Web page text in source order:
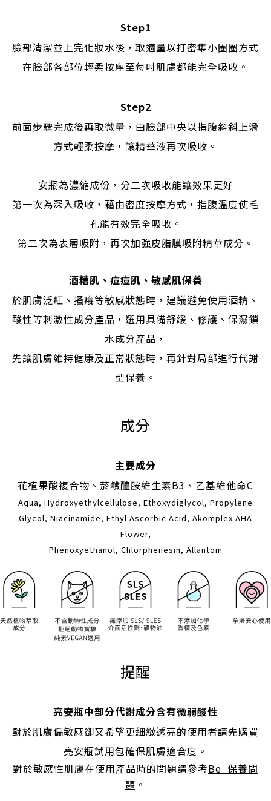
Step1
臉部清潔並上完化妝水後，取適量以打密集小圈圈方式
在臉部各部位輕柔按摩至每吋肌膚都能完全吸收。
Step2
前面步驟完成後再取微量，由臉部中央以指腹斜斜上滑
方式輕柔按摩，讓精華液再次吸收。
安瓶為濃縮成份，分二次吸收能讓效果更好
第一次為深入吸收，藉由密度按摩方式，指腹溫度使毛
孔能有效完全吸收。
第二次為表層吸附，再次加強皮脂膜吸附精華成分。
酒糟肌、痘痘肌、敏感肌保養
於肌膚泛紅、搔癢等敏感狀態時，建議避免使用酒精、
酸性等刺激性成分產品，選用具備舒緩、修護、保濕鎖
水成分產品，
先讓肌膚維持健康及正常狀態時，再針對局部進行代謝
型保養。
成分
主要成分
花植果酸複合物、菸鹼醯胺維生素B3、乙基維他命C
Aqua, Hydroxyethylcellulose, Ethoxydiglycol, Propylene
Glycol, Niacinamide, Ethyl Ascorbic Acid, Akomplex AHA
Flower,
Phenoxyethanol, Chlorphenesin, Allantoin
提醒
亮安瓶中部分代謝成分含有微弱酸性
對於肌膚偏敏感卻又希望更細緻透亮的使用者請先購買
亮安瓶試用包確保肌膚適合度。
對於敏感性肌膚在使用產品時的問題請參考Be_保養問
題 。